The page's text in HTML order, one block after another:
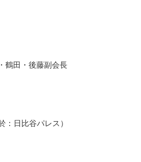
鶴田・後藤副会長
日比谷パレス）